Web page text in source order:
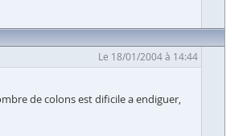
Le 18/01/2004 à 14:44
de colons est dificile a endiguer,